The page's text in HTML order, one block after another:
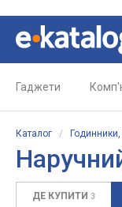
Гаджети
Каталог /
ДЕ КУПИТИ 3